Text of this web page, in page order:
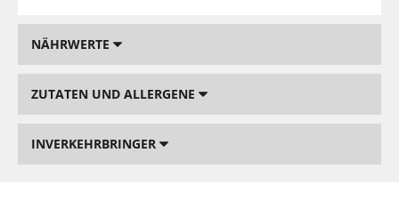
NÄHRWERTE
ZUTATEN UND ALLERGENE
INVERKEHRBRINGER